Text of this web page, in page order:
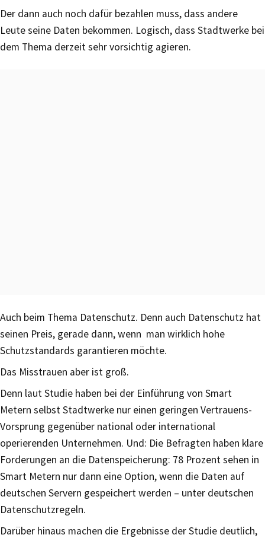
Der dann auch noch dafür bezahlen muss, dass andere
Leute seine Daten bekommen. Logisch, dass Stadtwerke bei
dem Thema derzeit sehr vorsichtig agieren.
Auch beim Thema Datenschutz. Denn auch Datenschutz hat
seinen Preis, gerade dann, wenn man wirklich hohe
Schutzstandards garantieren möchte.
Das Misstrauen aber ist groß.
Denn laut Studie haben bei der Einführung von Smart
Metern selbst Stadtwerke nur einen geringen Vertrauens-
Vorsprung gegenüber national oder international
operierenden Unternehmen. Und: Die Befragten haben klare
Forderungen an die Datenspeicherung: 78 Prozent sehen in
Smart Metern nur dann eine Option, wenn die Daten auf
deutschen Servern gespeichert werden – unter deutschen
Datenschutzregeln.
Darüber hinaus machen die Ergebnisse der Studie deutlich,